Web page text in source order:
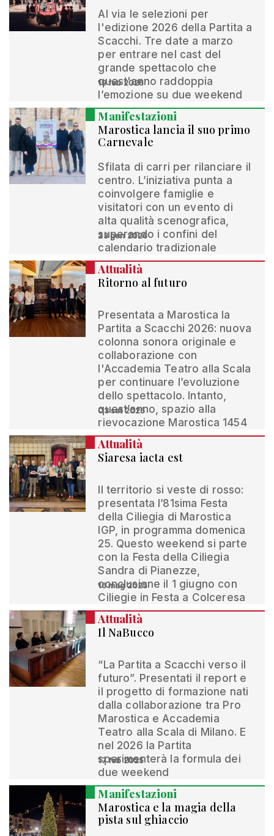
Al via le selezioni per
l'edizione 2026 della Partita a
Scacchi. Tre date a marzo
per entrare nel cast del
grande spettacolo che
quest'anno raddoppia
l’emozione su due weekend
19 feb 2026
Manifestazioni
Marostica lancia il suo primo
Carnevale
Sfilata di carri per rilanciare il
centro. L’iniziativa punta a
coinvolgere famiglie e
visitatori con un evento di
alta qualità scenografica,
superando i confini del
calendario tradizionale
23 gen 2026
Attualità
Ritorno al futuro
Presentata a Marostica la
Partita a Scacchi 2026: nuova
colonna sonora originale e
collaborazione con
l'Accademia Teatro alla Scala
per continuare l’evoluzione
dello spettacolo. Intanto,
quest’anno, spazio alla
rievocazione Marostica 1454
03 set 2025
Attualità
Siaresa iacta est
Il territorio si veste di rosso:
presentata l’81sima Festa
della Ciliegia di Marostica
IGP, in programma domenica
25. Questo weekend si parte
con la Festa della Ciliegia
Sandra di Pianezze,
conclusione il 1 giugno con
Ciliegie in Festa a Colceresa
16 mag 2025
Attualità
Il NaBucco
“La Partita a Scacchi verso il
futuro”. Presentati il report e
il progetto di formazione nati
dalla collaborazione tra Pro
Marostica e Accademia
Teatro alla Scala di Milano. E
nel 2026 la Partita
sperimenterà la formula dei
due weekend
17 feb 2025
Manifestazioni
Marostica e la magia della
pista sul ghiaccio